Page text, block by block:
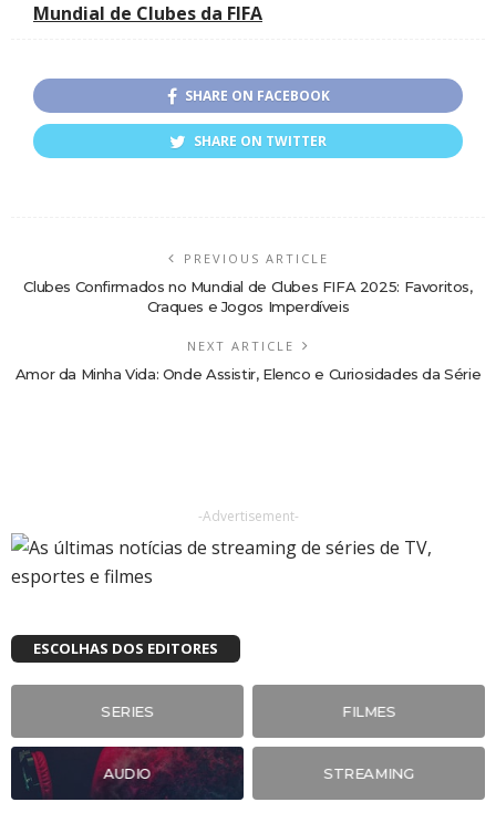
Mundial de Clubes da FIFA
SHARE ON FACEBOOK
SHARE ON TWITTER
PREVIOUS ARTICLE
Clubes Confirmados no Mundial de Clubes FIFA 2025: Favoritos,
Craques e Jogos Imperdíveis
NEXT ARTICLE
Amor da Minha Vida: Onde Assistir, Elenco e Curiosidades da Série
-Advertisement-
ESCOLHAS DOS EDITORES
SERIES FILMES
AUDIO STREAMING